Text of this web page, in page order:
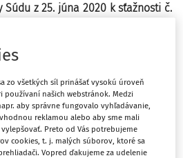
z 25. júna 2020 k sťažnosti č.
štátna príslušníčka, ktorá sa
v meste Z.
trestné oznámenie, v ktorom
k prostitúcii niekoľko mesiacov v
zo všetkých síl prinášať vysokú úroveň
našich webstránok. Medzi
aby správne fungovalo vyhľadávanie,
reklamou alebo aby sme mali
Preto od Vás potrebujeme
cookies, t. j. malých súborov, ktoré sa
Vopred ďakujeme za udelenie